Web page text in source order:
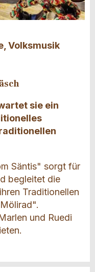
Volksmusik
sie ein
Säntis" sorgt für
begleitet die
Traditionellen
und Ruedi